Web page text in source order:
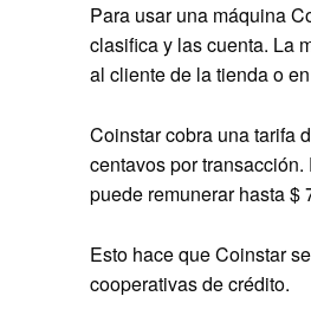
Para usar una máquina
clasifica y las cuenta. La
al cliente de la tienda o
Coinstar cobra una tarifa
centavos por
puede remunerar hasta $
Esto hace que Coinstar
cooperativas de crédito.